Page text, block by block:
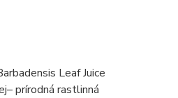
Leaf Juice
prírodná rastlinná